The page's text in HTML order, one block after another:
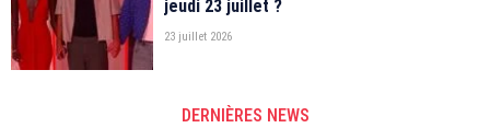
jeudi 23 juillet ?
23 juillet 2026
DERNIÈRES NEWS